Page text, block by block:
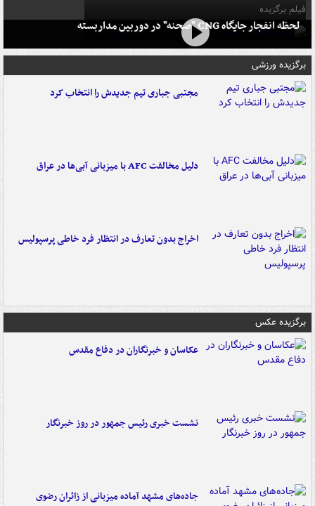
فیلم برگزیده
لحظه انفجار جایگاه CNG "صحنه" در دوربین مداربسته
برگزیده ورزشی
مجتبی جباری تیم جدیدش را انتخاب کرد
دلیل مخالفت AFC با میزبانی آبی‌ها در عراق
اخراج بدون تعارف در انتظار فرد خاطی پرسپولیس
برگزیده عکس
عکاسان و خبرنگاران در دفاع مقدس
نشست خبری رئیس جمهور در روز خبرنگار
جاده‌های مشهد آماده میزبانی از زائران رضوی